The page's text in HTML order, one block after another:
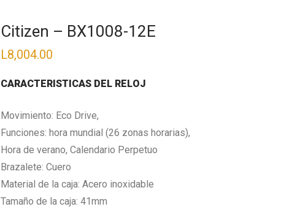
Citizen – BX1008-12E
L8,004.00
CARACTERISTICAS DEL RELOJ
Movimiento: Eco Drive,
Funciones: hora mundial (26 zonas horarias),
Hora de verano, Calendario Perpetuo
Brazalete: Cuero
Material de la caja: Acero inoxidable
Tamaño de la caja: 41mm